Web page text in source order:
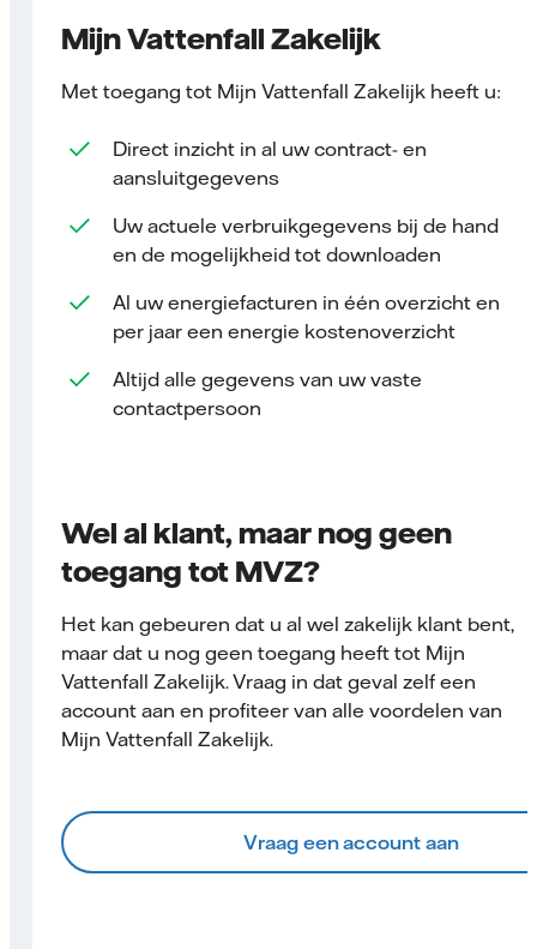
Mijn Vattenfall Zakelijk
Met toegang tot Mijn Vattenfall Zakelijk heeft u:
Direct inzicht in al uw contract- en
aansluitgegevens
Uw actuele verbruikgegevens bij de hand
en de mogelijkheid tot downloaden
Al uw energiefacturen in één overzicht en
per jaar een energie kostenoverzicht
Altijd alle gegevens van uw vaste
contactpersoon
Wel al klant, maar nog geen
toegang tot MVZ?
Het kan gebeuren dat u al wel zakelijk klant bent,
maar dat u nog geen toegang heeft tot Mijn
Vattenfall Zakelijk. Vraag in dat geval zelf een
account aan en profiteer van alle voordelen van
Mijn Vattenfall Zakelijk.
Vraag een account aan